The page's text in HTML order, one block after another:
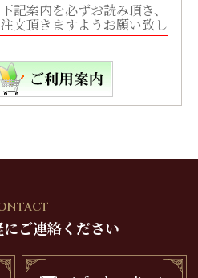
記案内を必ずお読み頂き、
文頂きますようお願い致し
ご連絡ください